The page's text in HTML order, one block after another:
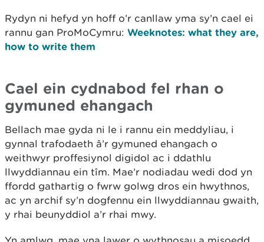
Rydyn ni hefyd yn hoff o’r canllaw yma sy’n cael ei
rannu gan ProMoCymru: Weeknotes: what they are,
how to write them
Cael ein cydnabod fel rhan o
gymuned ehangach
Bellach mae gyda ni le i rannu ein meddyliau, i
gynnal trafodaeth â’r gymuned ehangach o
weithwyr proffesiynol digidol ac i ddathlu
llwyddiannau ein tîm. Mae’r nodiadau wedi dod yn
ffordd gathartig o fwrw golwg dros ein hwythnos,
ac yn archif sy’n dogfennu ein llwyddiannau gwaith,
y rhai beunyddiol a’r rhai mwy.